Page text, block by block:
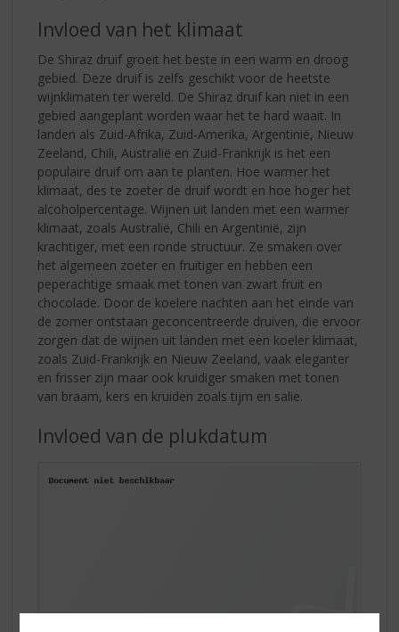
Invloed van het klimaat
De Shiraz druif groeit het beste in een warm en droog
gebied. Deze druif is zelfs geschikt voor de heetste
wijnklimaten ter wereld. De Shiraz druif kan niet in een
gebied aangeplant worden waar het te hard waait. In
landen als Zuid-Afrika, Zuid-Amerika, Argentinië, Nieuw
Zeeland, Chili, Australië en Zuid-Frankrijk is het een
populaire druif om aan te planten. Hoe warmer het
klimaat, des te zoeter de druif wordt en hoe hoger het
alcoholpercentage. Wijnen uit landen met een warmer
klimaat, zoals Australië, Chili en Argentinië, zijn
krachtiger, met een ronde structuur. Ze smaken over
het algemeen zoeter en fruitiger en hebben een
peperachtige smaak met tonen van zwart fruit en
chocolade. Door de koelere nachten aan het einde van
de zomer ontstaan geconcentreerde druiven, die ervoor
zorgen dat de wijnen uit landen met een koeler klimaat,
zoals Zuid-Frankrijk en Nieuw Zeeland, vaak eleganter
en frisser zijn maar ook kruidiger smaken met tonen
van braam, kers en kruiden zoals tijm en salie.
Invloed van de plukdatum